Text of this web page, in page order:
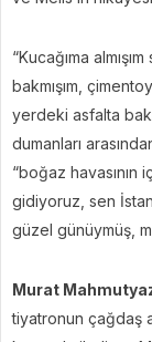
“Kucağıma
bakmışım,
yerdeki asfalta
dumanları
“boğaz havasının
gidiyoruz, sen
güzel günüymüş,
Murat
tiyatronun çağdaş